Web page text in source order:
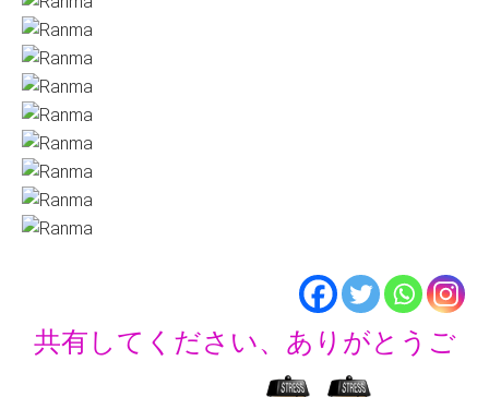
共有してください、ありがとうご